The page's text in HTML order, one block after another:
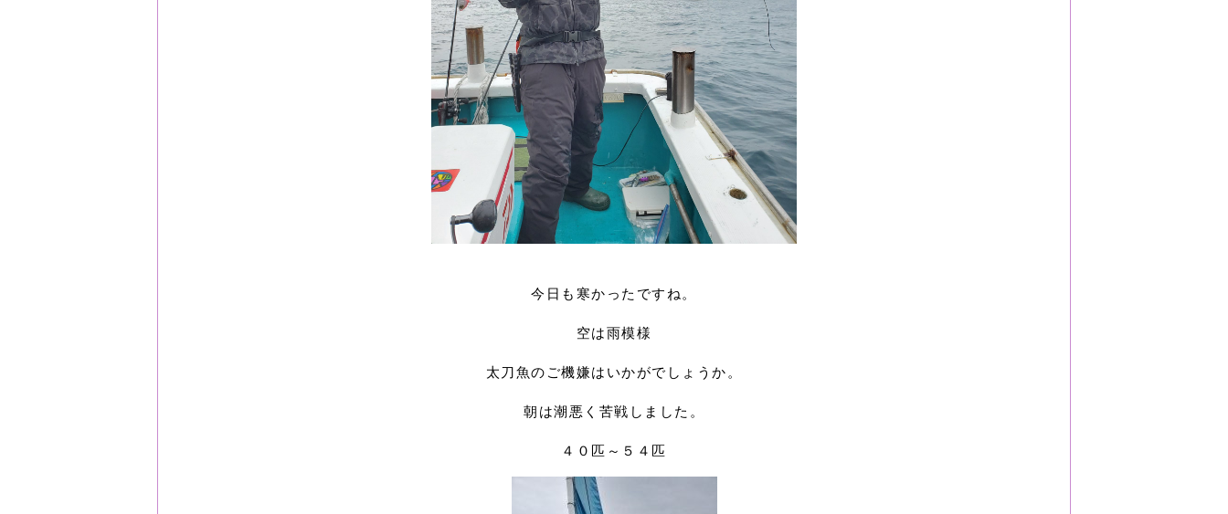
今日も寒かったですね。
空は雨模様
太刀魚のご機嫌はいかがでしょうか。
朝は潮悪く苦戦しました。
４０匹～５４匹